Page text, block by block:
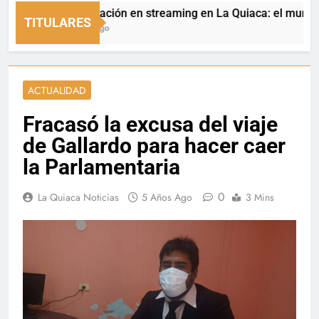
TITULARES
Capacitación en streaming en La Quiaca: el
5 Horas Ago
ACTUALIDAD
Fracasó la excusa del viaje
de Gallardo para hacer caer
la Parlamentaria
La Quiaca Noticias 5 Años Ago 0 3 Mins